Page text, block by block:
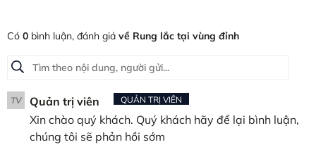
Có 0 bình luận, đánh giá về Rung lắc tại vùng đỉnh
TV Quản trị viên QUẢN TRỊ VIÊN
Xin chào quý khách. Quý khách hãy để lại bình luận,
chúng tôi sẽ phản hồi sớm